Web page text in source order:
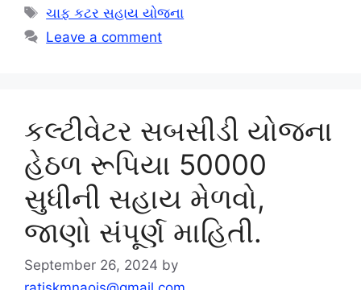
Tags
ચાફ કટર સહાય યોજના
Leave a comment
કલ્ટીવેટર સબસીડી યોજના
હેઠળ રૂપિયા 50000
સુધીની સહાય મેળવો,
જાણો સંપૂર્ણ માહિતી.
September 26, 2024 by